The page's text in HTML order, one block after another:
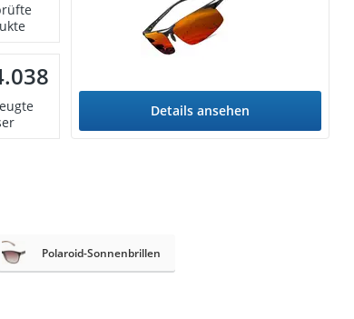
Details ansehen
Polaroid-Sonnenbrillen